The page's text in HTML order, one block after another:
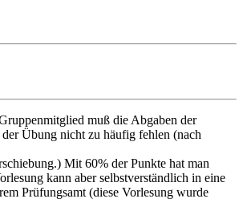
muß die Abgaben der
Übung nicht zu häufig fehlen (nach
Mit 60% der Punkte hat man
kann aber selbstverständlich in eine
Prüfungsamt (diese Vorlesung wurde